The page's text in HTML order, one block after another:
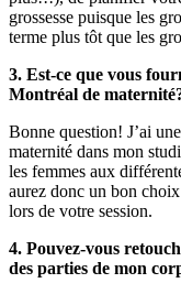
grossesse puisque les
terme plus tôt que les
3. Est-ce que vous
Montréal de
Bonne question! J’ai
maternité dans mon
les femmes aux
aurez donc un bon
lors de votre session.
4. Pouvez-vous
des parties de mon